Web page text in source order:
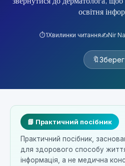
освітня
⏱️1Хвилинки читання✍️Nir
🔖
📘 Практичний посібник
Практичний посібник,
для здорового способу
інформація, а не медична